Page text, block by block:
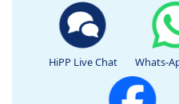
HiPP Live Chat Whats-